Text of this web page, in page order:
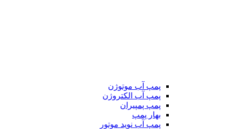
پمپ آب موتوژن
پمپ آب الکتروژن
پمپ پمپیران
بهار پمپ
پمپ آب نوید موتور